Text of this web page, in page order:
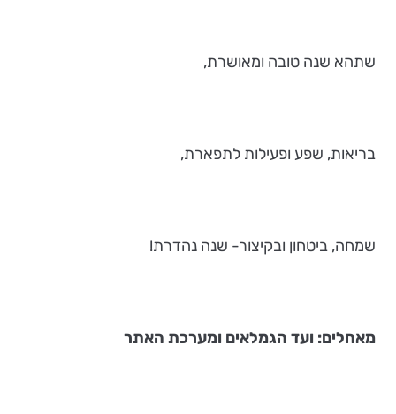
שתהא שנה טובה ומאושרת,
בריאות, שפע ופעילות לתפארת,
שמחה, ביטחון ובקיצור- שנה נהדרת!
מאחלים: ועד הגמלאים ומערכת האתר